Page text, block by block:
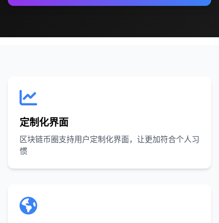
定制化界面
区块链币圈支持用户定制化界面，让更加符合个人习
惯